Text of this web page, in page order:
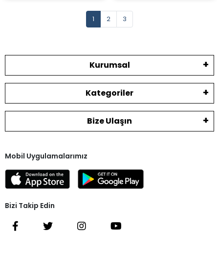
1 2 3
Kurumsal
Kategoriler
Bize Ulaşın
Mobil Uygulamalarımız
Bizi Takip Edin